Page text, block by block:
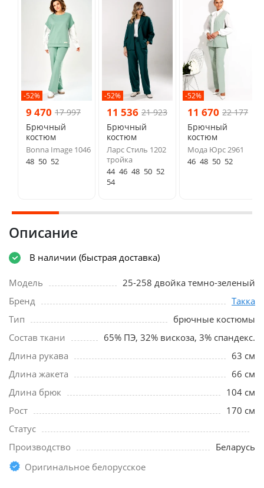
-52%
9 470 17 997
Брючный
костюм
Bonna Image 1046
48 50 52
-52%
11 536 21 923
Брючный
костюм
Ларс Стиль 1202
тройка
44 46 48 50 52
54
-52%
11 670 22 177
Брючный
костюм
Мода Юрс 2961
46 48 50 52
Описание
В наличии (быстрая доставка)
Модель
25-258 двойка темно-зеленый
Бренд
Такка
Тип
брючные костюмы
Состав ткани
65% ПЭ, 32% вискоза, 3% спандекс.
Длина рукава
63 см
Длина жакета
66 см
Длина брюк
104 см
Рост
170 см
Статус
Производство
Беларусь
Оригинальное белорусское